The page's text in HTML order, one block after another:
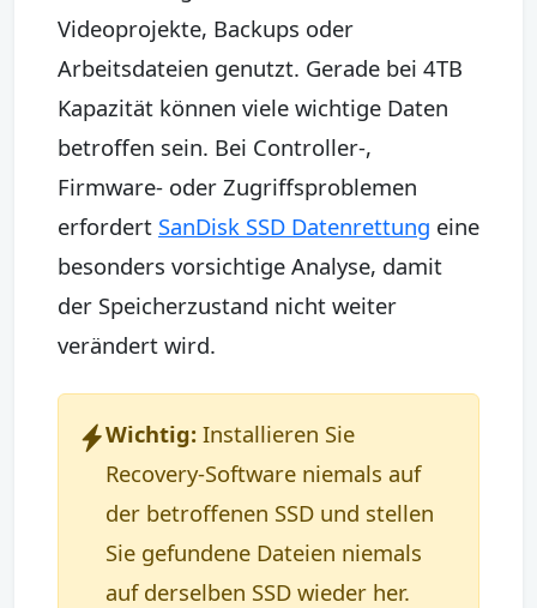
Videoprojekte, Backups oder
Arbeitsdateien genutzt. Gerade bei 4TB
Kapazität können viele wichtige Daten
betroffen sein. Bei Controller-,
Firmware- oder Zugriffsproblemen
erfordert SanDisk SSD Datenrettung eine
besonders vorsichtige Analyse, damit
der Speicherzustand nicht weiter
verändert wird.
Wichtig: Installieren Sie
Recovery-Software niemals auf
der betroffenen SSD und stellen
Sie gefundene Dateien niemals
auf derselben SSD wieder her.